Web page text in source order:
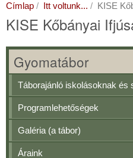
Címlap Itt voltunk... KISE
KISE Kőbányai
Gyomatábor
Táborajánló iskolásoknak és
Programlehetőségek
Galéria (a tábor)
Áraink